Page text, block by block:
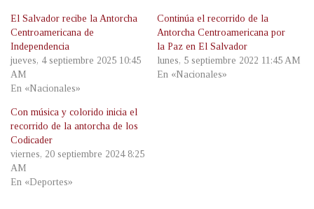
El Salvador recibe la Antorcha
Centroamericana de
Independencia
jueves, 4 septiembre 2025 10:45
AM
En «Nacionales»
Continúa el recorrido de la
Antorcha Centroamericana por
la Paz en El Salvador
lunes, 5 septiembre 2022 11:45 AM
En «Nacionales»
Con música y colorido inicia el
recorrido de la antorcha de los
Codicader
viernes, 20 septiembre 2024 8:25
AM
En «Deportes»